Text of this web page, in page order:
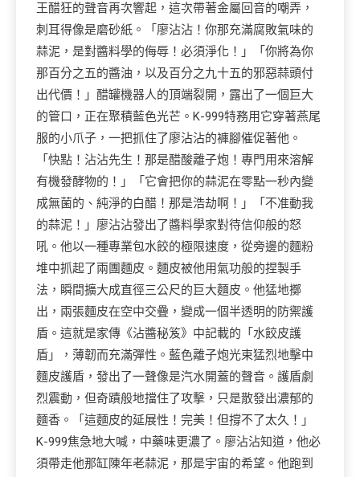
王醋狂的聲音再次響起，這次帶著金屬回音的嘲弄，
刺耳得像是磨砂紙。「廖沾沾！你那充滿腐敗氣味的
蒜泥，是對醬料學的侮辱！必須淨化！」「你將為你
那百分之五的醬油，以及百分之九十五的邪惡蒜頭付
出代價！」醋罐機器人的頂端裂開，露出了一個巨大
的管口，正在聚積藍色光芒。K-999特務用它穿著燕尾
服的小爪子，一把抓住了廖沾沾的褲腳催促著他。
「快點！沾沾先生！那是醋酸離子炮！專門用來溶解
有機發酵物的！」「它會把你的蒜泥在零點一秒內變
成無菌的、純淨的白醋！那是浩劫啊！」「不准動我
的蒜泥！」廖沾沾發出了醬料學家對待信仰般的怒
吼。他以一種專業包水餃的極限速度，從旁邊的麵粉
堆中抓起了兩團麵皮。麵皮被他用氣功般的捏製手
法，瞬間擴大成直徑三公尺的巨大麵皮。他猛地擲
出，兩張麵皮在空中交疊，變成一個半透明的防禦護
盾。這就是家傳《沾醬秘笈》中記載的「水餃皮護
盾」，薄韌而充滿彈性。藍色離子炮光束猛烈地擊中
麵皮護盾，發出了一聲像是汽水開蓋的聲音。護盾劇
烈震動，但奇蹟般地擋住了攻擊，只是散發出濃郁的
麵香。「這麵皮的延展性！完美！但撐不了太久！」
K-999焦急地大喊，中藥味更濃了。廖沾沾知道，他必
須帶走他那缸陳年老蒜泥，那是宇宙的希望。他跑到